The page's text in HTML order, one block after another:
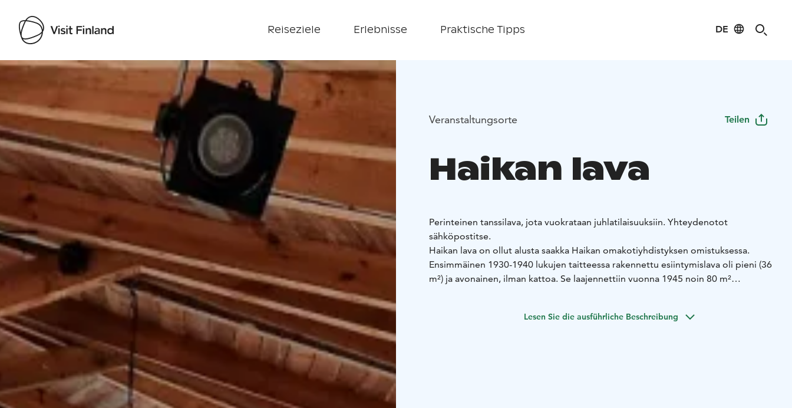
Reiseziele Erlebnisse Praktische Tipps DE
Visit Finland
Veranstaltungsorte Teilen
Haikan lava
Perinteinen tanssilava, jota vuokrataan juhlatilaisuuksiin. Yhteydenotot
sähköpostitse.
Haikan lava on ollut alusta saakka Haikan omakotiyhdistyksen omistuksessa.
Ensimmäinen 1930-1940 lukujen taitteessa rakennettu esiintymislava oli pieni (36
m²) ja avonainen, ilman kattoa. Se laajennettiin vuonna 1945 noin 80 m²
Lesen Sie die ausführliche Beschreibung